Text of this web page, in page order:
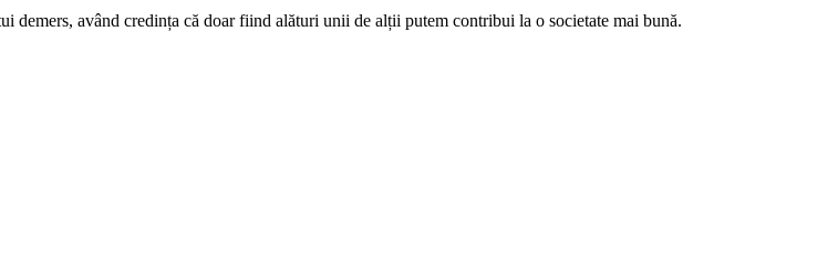
demers, având credința că doar fiind alături unii de alții putem contribui la o societate mai bună.